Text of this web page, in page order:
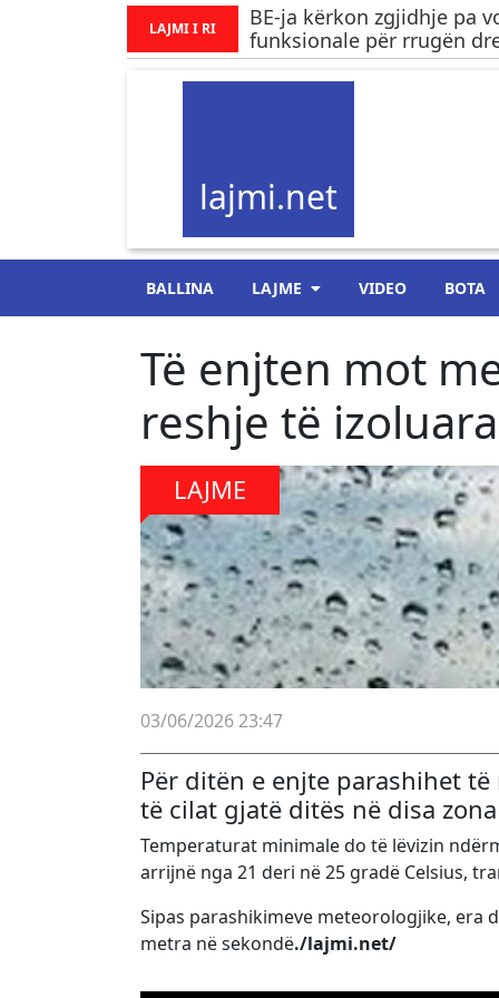
LAJMI I RI
BE-ja kërkon zgjidhje pa
funksionale për rrugën
lajmi.net
BALLINA LAJME VIDEO BOTA
Të enjten mot
reshje të
LAJME
03/06/2026 23:47
Për ditën e enjte parashihet
të cilat gjatë ditës në disa
Temperaturat minimale do të lëvizin
arrijnë nga 21 deri në 25 gradë Celsius,
Sipas parashikimeve meteorologjike, era
metra në sekondë./lajmi.net/